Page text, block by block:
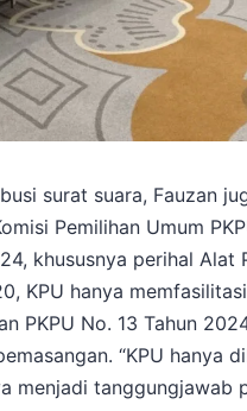
surat suara, Fauzan
Pemilihan Umum
khususnya perihal Alat
KPU hanya
PKPU No. 13 Tahun
“KPU hanya
menjadi tanggungjawab